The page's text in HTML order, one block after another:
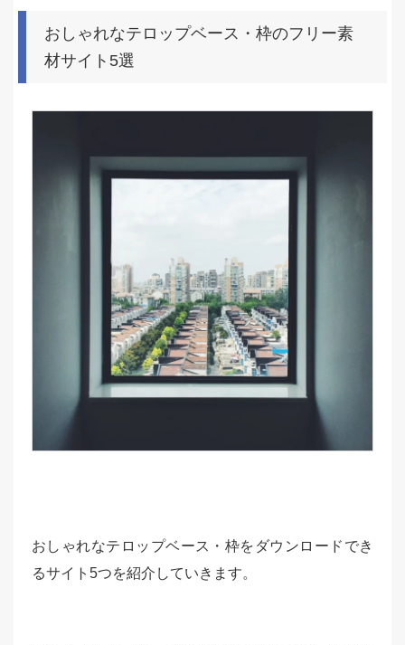
おしゃれなテロップベース・枠のフリー素
材サイト5選
おしゃれなテロップベース・枠をダウンロードでき
るサイト5つを紹介していきます。